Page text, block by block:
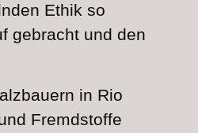
Ethik so
gebracht und den
in Rio
Fremdstoffe